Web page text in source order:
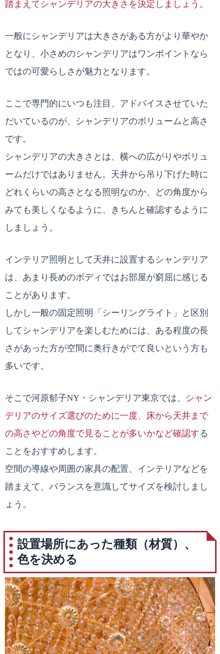
踏まえてシャンデリアの大きさを決定しましょう。
一般にシャンデリアは大きさがある方がより華やか
となり、小さめのシャンデリアはワンポイントなら
ではの可愛らしさが魅力となります。
ここで専門的にいつも注目、アドバイスさせていた
だいているのが、シャンデリアのボリュームと高さ
です。
シャンデリアの大きさとは、横への広がりやボリュ
ームだけではありません。天井から吊り下げた時に
どれくらいの高さとなる照明なのか、どの角度から
みても美しくなるように、きちんと確認するように
しましょう。
インテリア照明として天井に設置するシャンデリア
は、あまり長めのボディではお部屋が窮屈に感じる
ことがあります。
しかし一般の固定照明「シーリングライト」と区別
してシャンデリアを楽しむためには、ある程度の長
さがあった方が空間に奥行きがでて良いという方も
多いです。
そこで河原郁子NY・シャンデリア東京では、 シャン
デリアのサイズ選びのために一度、床から天井まで
の高さやどの角度で見ることが多いかなど確認する
ことをおすすめします。
空間の導線や周囲の家具の配置、インテリアなどを
踏まえて、バランスを意識してサイズを検討しまし
ょう。
設置場所にあった種類（材質）、
色を決める